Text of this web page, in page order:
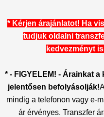
* Kérjen árajánlatot! Ha
tudjuk oldalni
kedvezményt
* - FIGYELEM! - Árainkat
jelentősen befolyásolják!
mindig a telefonon vagy e-
ár érvényes. Transzfer